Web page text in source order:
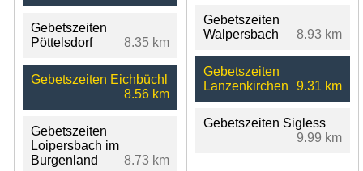
Gebetszeiten
Pöttelsdorf
8.35 km
Gebetszeiten Eichbüchl
8.56 km
Gebetszeiten
Loipersbach im
Burgenland
8.73 km
Gebetszeiten
Walpersbach
8.93 km
Gebetszeiten
Lanzenkirchen
9.31 km
Gebetszeiten Sigless
9.99 km